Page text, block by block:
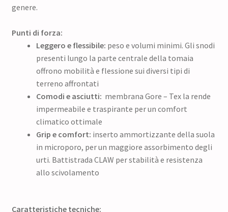
genere.
Punti di forza:
Leggero e flessibile: peso e volumi minimi. Gli snodi
presenti lungo la parte centrale della tomaia
offrono mobilità e flessione sui diversi tipi di
terreno affrontati
Comodi e asciutti: membrana Gore – Tex la rende
impermeabile e traspirante per un comfort
climatico ottimale
Grip e comfort: inserto ammortizzante della suola
in microporo, per un maggiore assorbimento degli
urti. Battistrada CLAW per stabilità e resistenza
allo scivolamento
Caratteristiche tecniche: